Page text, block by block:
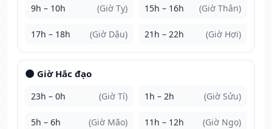
9h – 10h (Giờ Tỵ) 15h – 16h (Giờ Thân)
17h – 18h (Giờ Dậu) 21h – 22h (Giờ Hợi)
🌑 Giờ Hắc đạo
23h – 0h (Giờ Tí) 1h – 2h (Giờ Sửu)
5h – 6h (Giờ Mão) 11h – 12h (Giờ Ngọ)